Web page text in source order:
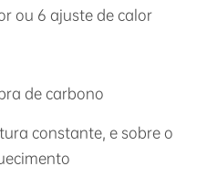
ou 6 ajuste de calor
de carbono
constante, e sobre o